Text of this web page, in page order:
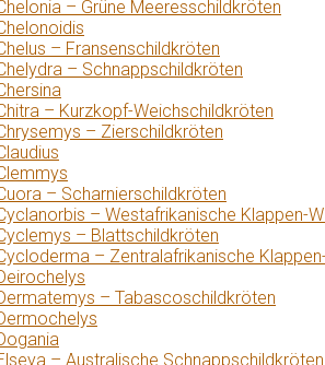
– Grüne Meeresschildkröten
– Fransenschildkröten
– Schnappschildkröten
– Kurzkopf-Weichschildkröten
– Zierschildkröten
– Scharnierschildkröten
– Westafrikanische Klappen-
– Blattschildkröten
– Zentralafrikanische
– Tabascoschildkröten
– Australische Schnappschildkröten